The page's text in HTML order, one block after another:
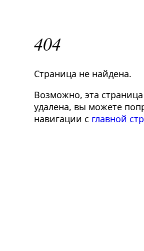
404
Страница не найдена.
Возможно, эта
удалена, вы можете
навигации с главной